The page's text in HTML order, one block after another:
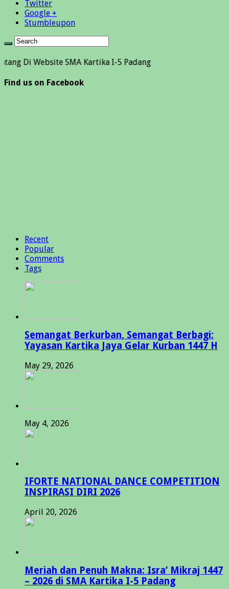
Twitter
Google +
Stumbleupon
SMA Kartika I-5 Padang
Find us on Facebook
Recent
Popular
Comments
Tags
Semangat Berkurban, Semangat Berbagi:
Yayasan Kartika Jaya Gelar Kurban 1447 H
May 29, 2026
May 4, 2026
IFORTE NATIONAL DANCE COMPETITION
INSPIRASI DIRI 2026
April 20, 2026
Meriah dan Penuh Makna: Isra’ Mikraj 1447
– 2026 di SMA Kartika I-5 Padang